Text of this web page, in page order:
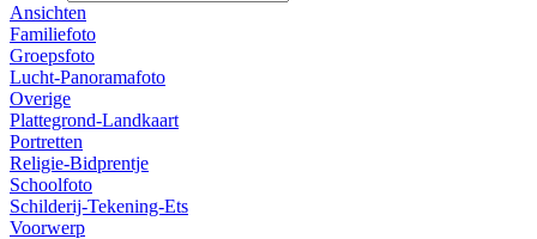
Ansichten
Familiefoto
Groepsfoto
Lucht-Panoramafoto
Overige
Plattegrond-Landkaart
Portretten
Religie-Bidprentje
Schoolfoto
Schilderij-Tekening-Ets
Voorwerp